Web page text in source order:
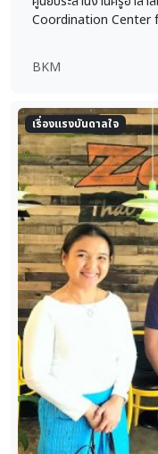
Coordination Center
BKM
เรื่องแรงบันดาลใจ